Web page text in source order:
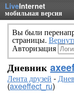
LiveInternet
мобильная версия
Вы были
страницы.
Авторизация
Дневник
Лента друзей -
(axeeffect_ru)